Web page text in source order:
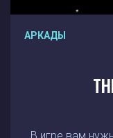
АРКАДЫ